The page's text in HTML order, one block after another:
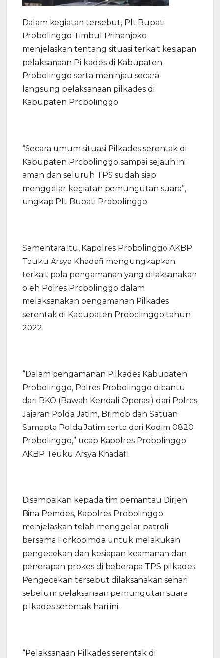
Dalam kegiatan tersebut, Plt Bupati
Probolinggo Timbul Prihanjoko
menjelaskan tentang situasi terkait kesiapan
pelaksanaan Pilkades di Kabupaten
Probolinggo serta meninjau secara
langsung pelaksanaan pilkades di
Kabupaten Probolinggo
“Secara umum situasi Pilkades serentak di
Kabupaten Probolinggo sampai sejauh ini
aman dan seluruh TPS sudah siap
menggelar kegiatan pemungutan suara”,
ungkap Plt Bupati Probolinggo
Sementara itu, Kapolres Probolinggo AKBP
Teuku Arsya Khadafi mengungkapkan
terkait pola pengamanan yang dilaksanakan
oleh Polres Probolinggo dalam
melaksanakan pengamanan Pilkades
serentak di Kabupaten Probolinggo tahun
2022.
“Dalam pengamanan Pilkades Kabupaten
Probolinggo, Polres Probolinggo dibantu
dari BKO (Bawah Kendali Operasi) dari Polres
Jajaran Polda Jatim, Brimob dan Satuan
Samapta Polda Jatim serta dari Kodim 0820
Probolinggo,” ucap Kapolres Probolinggo
AKBP Teuku Arsya Khadafi.
Disampaikan kepada tim pemantau Dirjen
Bina Pemdes, Kapolres Probolinggo
menjelaskan telah menggelar patroli
bersama Forkopimda untuk melakukan
pengecekan dan kesiapan keamanan dan
penerapan prokes di beberapa TPS pilkades.
Pengecekan tersebut dilaksanakan sehari
sebelum pelaksanaan pemungutan suara
pilkades serentak hari ini.
“Pelaksanaan Pilkades serentak di